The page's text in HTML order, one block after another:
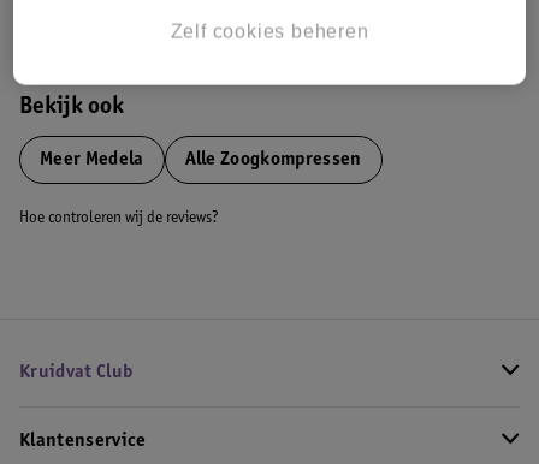
Bestel & Bezorginformatie
Bekijk ook
Meer Medela Alle Zoogkompressen
Hoe controleren wij de reviews?
Kruidvat Club
Klantenservice
Zelf cookies beheren